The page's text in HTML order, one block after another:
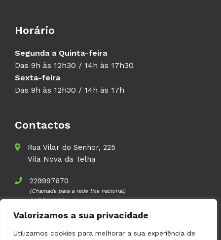
Valorizamos a sua privacidade
Utilizamos cookies para melhorar a sua experiência de
Horário
Segunda a Quinta-feira
Das 9h às 12h30 / 14h às 17h30
Sexta-feira
Das 9h às 12h30 / 14h às 17h
Contactos
Rua Vilar do Senhor, 225
Vila Nova da Telha
229997670
(Chamada para a rede fixa nacional)
937911083
(Chamada para a rede móvel nacional)
geral@volupal.pt